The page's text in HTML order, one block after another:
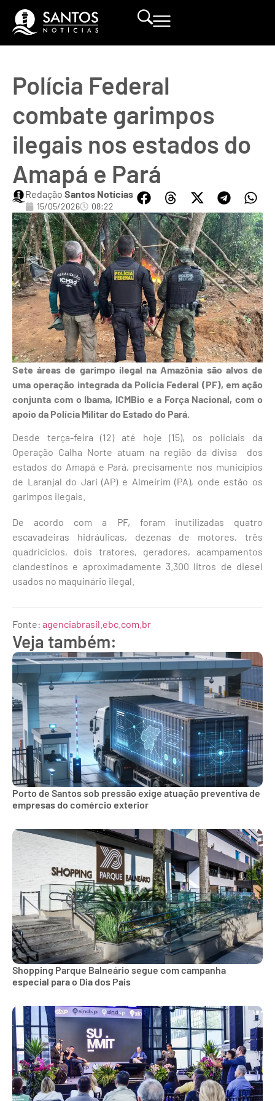
Polícia Federal
combate garimpos
ilegais nos estados do
Amapá e Pará
Redação Santos Notícias
15/05/2026 08:22
Sete áreas de garimpo ilegal na Amazônia são alvos de
uma operação integrada da Polícia Federal (PF), em ação
conjunta com o Ibama, ICMBio e a Força Nacional, com o
apoio da Polícia Militar do Estado do Pará.
Desde terça-feira (12) até hoje (15), os policiais da
Operação Calha Norte atuam na região da divisa dos
estados do Amapá e Pará, precisamente nos municípios
de Laranjal do Jari (AP) e Almeirim (PA), onde estão os
garimpos ilegais.
De acordo com a PF, foram inutilizadas quatro
escavadeiras hidráulicas, dezenas de motores, três
quadriciclos, dois tratores, geradores, acampamentos
clandestinos e aproximadamente 3.300 litros de diesel
usados no maquinário ilegal.
Fonte: agenciabrasil.ebc.com.br
Veja também:
Porto de Santos sob pressão exige atuação preventiva de
empresas do comércio exterior
Shopping Parque Balneário segue com campanha
especial para o Dia dos Pais